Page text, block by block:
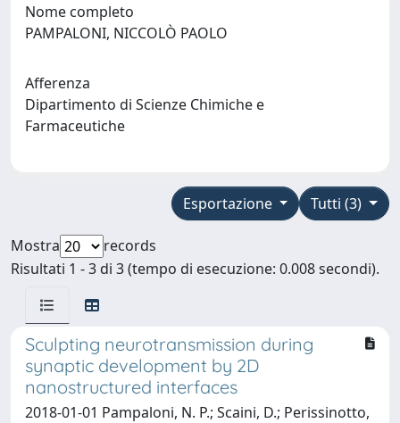
Nome completo
PAMPALONI, NICCOLÒ PAOLO
Afferenza
Dipartimento di Scienze Chimiche e
Farmaceutiche
Tutti (3)
Esportazione
Mostra
records
Risultati 1 - 3 di 3 (tempo di esecuzione: 0.008 secondi).
Sculpting neurotransmission during
synaptic development by 2D
nanostructured interfaces
2018-01-01 Pampaloni, N. P.; Scaini, D.; Perissinotto,